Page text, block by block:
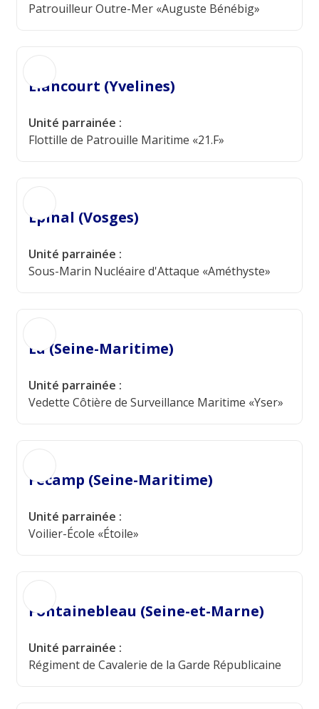
Patrouilleur Outre-Mer «Auguste Bénébig»
Élancourt (Yvelines)
Unité parrainée :
Flottille de Patrouille Maritime «21.F»
Épinal (Vosges)
Unité parrainée :
Sous-Marin Nucléaire d'Attaque «Améthyste»
Eu (Seine-Maritime)
Unité parrainée :
Vedette Côtière de Surveillance Maritime «Yser»
Fécamp (Seine-Maritime)
Unité parrainée :
Voilier-École «Étoile»
Fontainebleau (Seine-et-Marne)
Unité parrainée :
Régiment de Cavalerie de la Garde Républicaine